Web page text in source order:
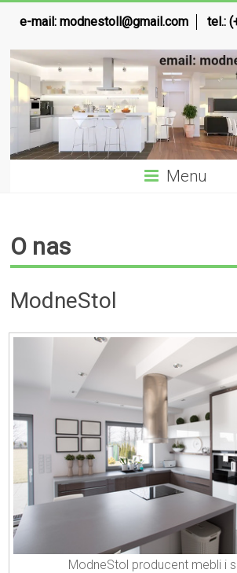
e-mail:modnestoll@gmail.com tel.:
Menu
O nas
ModneStol
ModneStol producent mebli i